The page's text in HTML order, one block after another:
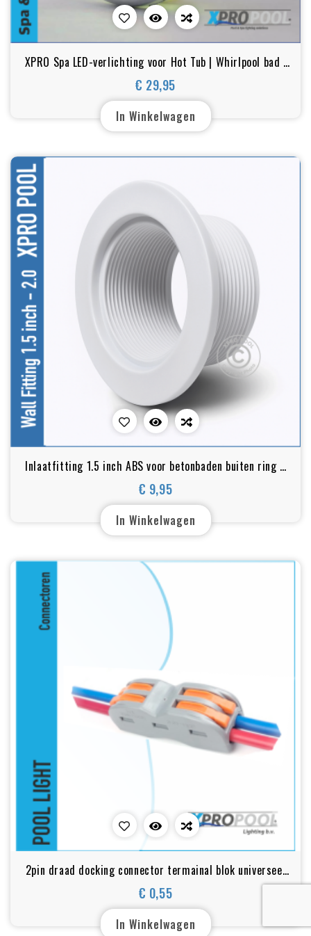
XPRO Spa LED-verlichting voor Hot Tub | Whirlpool bad |
Spa | Crystal | RGB
€ 29,95
Prijs
In Winkelwagen
Inlaatfitting 1.5 inch ABS voor betonbaden buiten ring 2
inch
€ 9,95
Prijs
In Winkelwagen
2pin draad docking connector termainal blok universeel
snel klemmenblok
€ 0,55
Prijs
In Winkelwagen